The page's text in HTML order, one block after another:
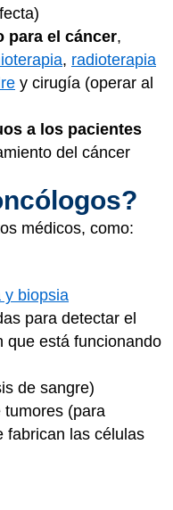
para el cáncer,
, radioterapia
y cirugía (operar al
a los pacientes
del cáncer
médicos, como:
y biopsia
para detectar el
que está funcionando
de sangre)
tumores (para
fabrican las células